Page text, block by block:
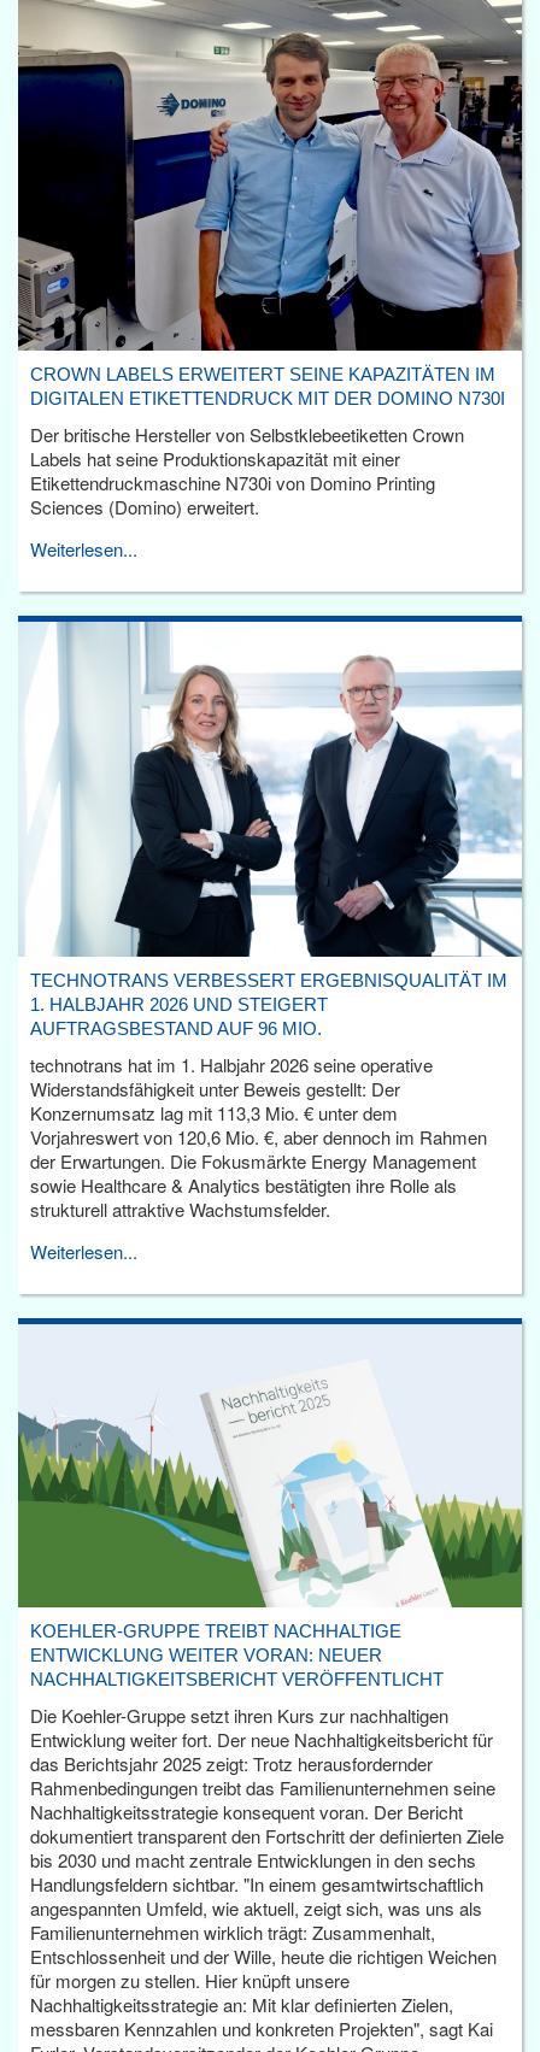
CROWN LABELS ERWEITERT SEINE KAPAZITÄTEN IM
DIGITALEN ETIKETTENDRUCK MIT DER DOMINO N730I
Der britische Hersteller von Selbstklebeetiketten Crown
Labels hat seine Produktionskapazität mit einer
Etikettendruckmaschine N730i von Domino Printing
Sciences (Domino) erweitert.
Weiterlesen...
TECHNOTRANS VERBESSERT ERGEBNISQUALITÄT IM
1. HALBJAHR 2026 UND STEIGERT
AUFTRAGSBESTAND AUF 96 MIO.
technotrans hat im 1. Halbjahr 2026 seine operative
Widerstandsfähigkeit unter Beweis gestellt: Der
Konzernumsatz lag mit 113,3 Mio. € unter dem
Vorjahreswert von 120,6 Mio. €, aber dennoch im Rahmen
der Erwartungen. Die Fokusmärkte Energy Management
sowie Healthcare & Analytics bestätigten ihre Rolle als
strukturell attraktive Wachstumsfelder.
Weiterlesen...
KOEHLER-GRUPPE TREIBT NACHHALTIGE
ENTWICKLUNG WEITER VORAN: NEUER
NACHHALTIGKEITSBERICHT VERÖFFENTLICHT
Die Koehler-Gruppe setzt ihren Kurs zur nachhaltigen
Entwicklung weiter fort. Der neue Nachhaltigkeitsbericht für
das Berichtsjahr 2025 zeigt: Trotz herausfordernder
Rahmenbedingungen treibt das Familienunternehmen seine
Nachhaltigkeitsstrategie konsequent voran. Der Bericht
dokumentiert transparent den Fortschritt der definierten Ziele
bis 2030 und macht zentrale Entwicklungen in den sechs
Handlungsfeldern sichtbar. "In einem gesamtwirtschaftlich
angespannten Umfeld, wie aktuell, zeigt sich, was uns als
Familienunternehmen wirklich trägt: Zusammenhalt,
Entschlossenheit und der Wille, heute die richtigen Weichen
für morgen zu stellen. Hier knüpft unsere
Nachhaltigkeitsstrategie an: Mit klar definierten Zielen,
messbaren Kennzahlen und konkreten Projekten", sagt Kai